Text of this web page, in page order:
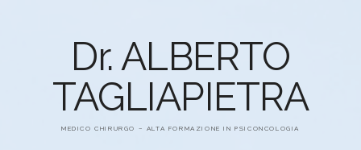
Dr. ALBERTO
TAGLIAPIETRA
MEDICO CHIRURGO – ALTA FORMAZIONE IN PSICONCOLOGIA